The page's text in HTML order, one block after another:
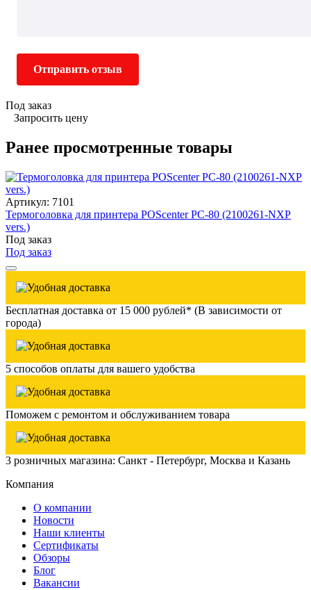
Отправить отзыв
Под заказ
Запросить цену
Ранее просмотренные товары
Артикул: 7101
Термоголовка для принтера POScenter PC-80 (2100261-NXP
vers.)
Под заказ
Под заказ
Бесплатная доставка от 15 000 рублей* (В зависимости от
города)
5 способов оплаты для вашего удобства
Поможем с ремонтом и обслуживанием товара
3 розничных магазина: Санкт - Петербург, Москва и Казань
Компания
О компании
Новости
Наши клиенты
Сертификаты
Обзоры
Блог
Вакансии